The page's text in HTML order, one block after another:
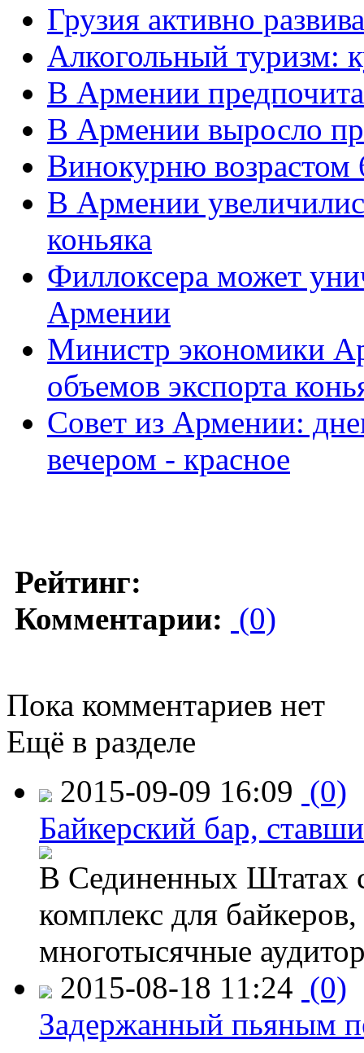
Грузия активно
Алкогольный туризм:
В Армении
В Армении выросло
Винокурню
В Армении
коньяка
Филлоксера может
Армении
Министр экономики
объемов экспорта
Совет из Армении:
вечером - красное
Рейтинг:
Комментарии: (0)
Пока комментариев нет
Ещё в разделе
2015-09-09 16:09 (0)
Байкерский бар,
В Сединенных Штатах
комплекс для
многотысячные
2015-08-18 11:24 (0)
Задержанный пьяным